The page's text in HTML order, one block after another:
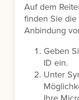
Auf dem
finden Sie
Anbindung
Geben
ID ein.
Unter